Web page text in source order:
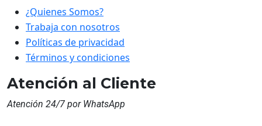
¿Quienes Somos?
Trabaja con nosotros
Políticas de privacidad
Términos y condiciones
Atención al Cliente
Atención 24/7 por WhatsApp